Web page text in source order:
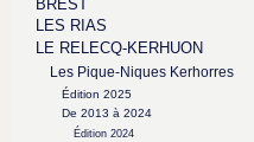
BREST
LES RIAS
LE RELECQ-KERHUON
Les Pique-Niques Kerhorres
Édition 2025
De 2013 à 2024
Édition 2024